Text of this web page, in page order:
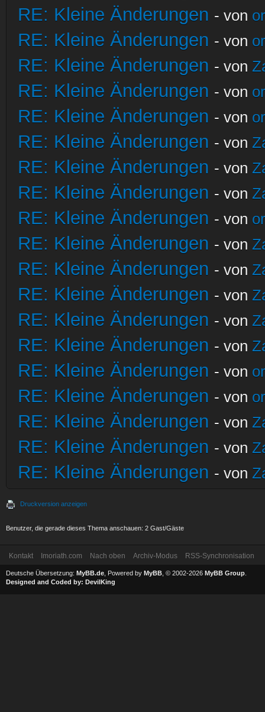
RE: Kleine Änderungen - von
RE: Kleine Änderungen - von
RE: Kleine Änderungen - von
RE: Kleine Änderungen - von
RE: Kleine Änderungen - von
RE: Kleine Änderungen - von
RE: Kleine Änderungen - von
RE: Kleine Änderungen - von
RE: Kleine Änderungen - von
RE: Kleine Änderungen - von
RE: Kleine Änderungen - von
RE: Kleine Änderungen - von
RE: Kleine Änderungen - von
RE: Kleine Änderungen - von
RE: Kleine Änderungen - von
RE: Kleine Änderungen - von
RE: Kleine Änderungen - von
RE: Kleine Änderungen - von
RE: Kleine Änderungen - von
Druckversion anzeigen
Benutzer, die gerade dieses Thema anschauen: 2 Gast/Gäste
Kontakt Imoriath.com Nach oben Archiv-Modus RSS-Synchronisation
Deutsche Übersetzung: MyBB.de , Powered by MyBB , © 2002-2026 MyBB Group
Designed and Coded by: DevilKing